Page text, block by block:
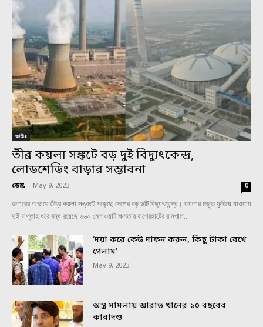
জাতীয়
তীব্র কয়লা সঙ্কটে বড় দুই বিদ্যুৎকেন্দ্র,
লোডশেডিং বাড়ার সম্ভাবনা
ডেস্ক - May 9, 2023 0
ডলারের অভাবে তীব্র কয়লা সঙ্কটে পড়েছে দেশের বড় দুটি বিদ্যুৎকেন্দ্র। কয়লার মজুত ফুরিয়ে যাওয়ায়
দুই সপ্তাহ ধরে বন্ধ রয়েছে ৬৬০ মেগাওয়াট ক্ষমতার বাগেরহাটের রামপাল...
‘দয়া করে কেউ দাফন করুন, কিছু টাকা রেখে
গেলাম’
May 9, 2023
অস্ত্র মামলায় আরাভ খানের ১০ বছরের
কারাদণ্ড